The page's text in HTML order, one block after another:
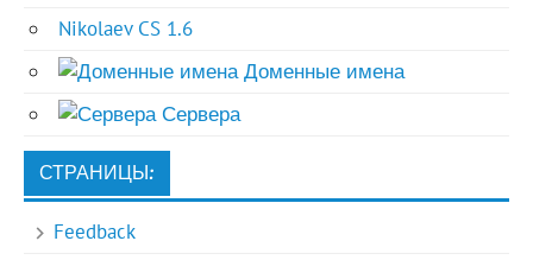
Nikolaev CS 1.6
Доменные имена
Сервера
СТРАНИЦЫ:
Feedback